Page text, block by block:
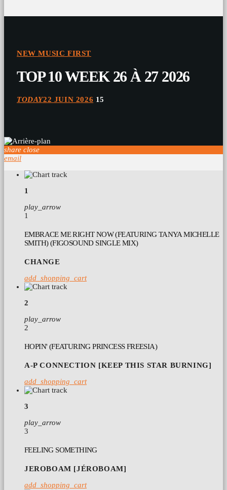
NEW MUSIC FIRST
TOP 10 WEEK 26 À 27 2026
TODAY22 JUIN 2026 15
share close
email
1
play_arrow
1
EMBRACE ME RIGHT NOW (FEATURING TANYA MICHELLE
SMITH) (FIGOSOUND SINGLE MIX)
CHANGE
add_shopping_cart
2
play_arrow
2
HOPIN' (FEATURING PRINCESS FREESIA)
A-P CONNECTION [KEEP THIS STAR BURNING]
add_shopping_cart
3
play_arrow
3
FEELING SOMETHING
JEROBOAM [JÉROBOAM]
add_shopping_cart